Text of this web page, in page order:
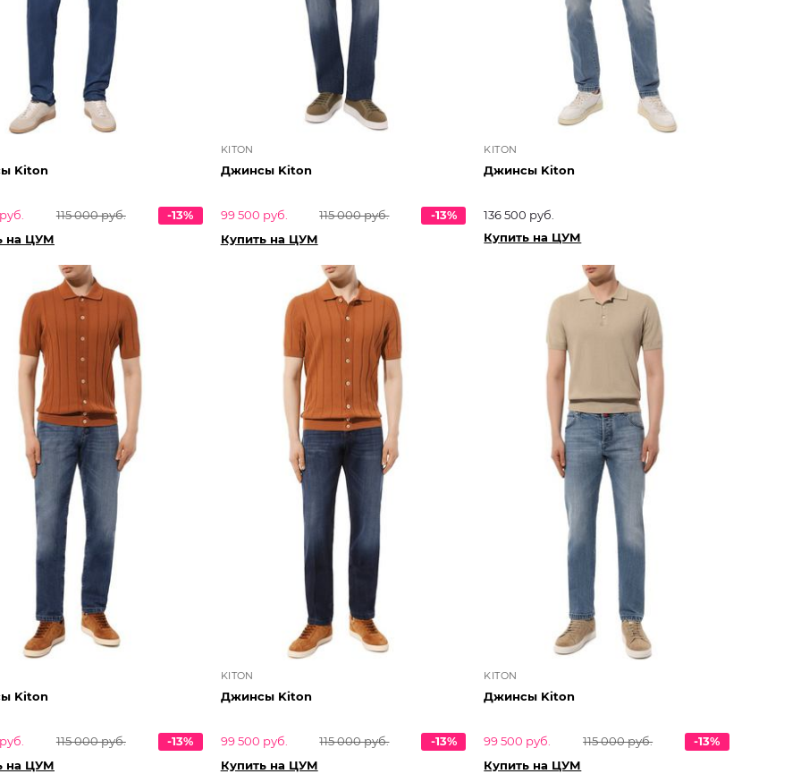
Kiton
115 000 руб.
-13%
на ЦУМ
KITON
Джинсы Kiton
99 500 руб. 115 000 руб.
-13%
Купить на ЦУМ
KITON
Джинсы Kiton
136 500 руб.
Купить на ЦУМ
Kiton
115 000 руб.
-13%
на ЦУМ
KITON
Джинсы Kiton
99 500 руб. 115 000 руб.
-13%
Купить на ЦУМ
KITON
Джинсы Kiton
99 500 руб. 115 000 руб.
-13%
Купить на ЦУМ